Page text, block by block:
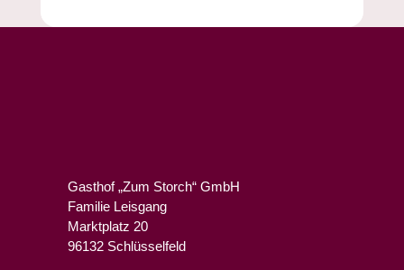
Gasthof „Zum Storch“ GmbH
Familie Leisgang
Marktplatz 20
96132 Schlüsselfeld